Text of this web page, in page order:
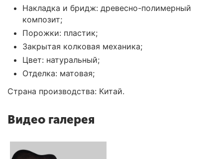
Накладка и бридж: древесно-полимерный
композит;
Порожки: пластик;
Закрытая колковая механика;
Цвет: натуральный;
Отделка: матовая;
Страна производства: Китай.
Видео галерея